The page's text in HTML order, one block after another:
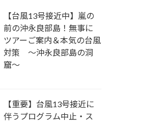
【台風13号接近中】嵐の
前の沖永良部島！無事に
ツアーご案内＆本気の台風
対策 ～沖永良部島の洞
窟～
【重要】台風13号接近に
伴うプログラム中止・ス